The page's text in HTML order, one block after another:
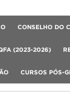
CONSELHO DO
(2023-2026)
CURSOS PÓS-